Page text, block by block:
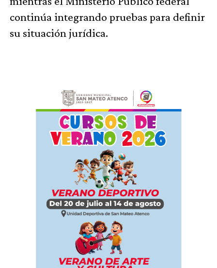
continúa integrando pruebas para definir
su situación jurídica.